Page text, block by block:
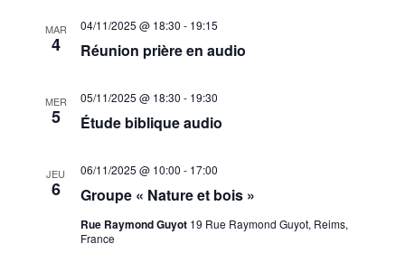
MAR
4 Réunion prière en audio
04/11/2025 @ 18:30 - 19:15
MER
5 Étude biblique audio
05/11/2025 @ 18:30 - 19:30
JEU
6 Groupe « Nature et bois »
06/11/2025 @ 10:00 - 17:00
Rue Raymond Guyot 19 Rue Raymond Guyot, Reims,
France